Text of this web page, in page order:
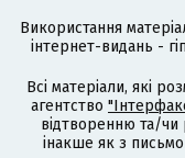
Використання
інтернет-видань -
Всі матеріали, які
агентство
відтворенню та/
інакше як з